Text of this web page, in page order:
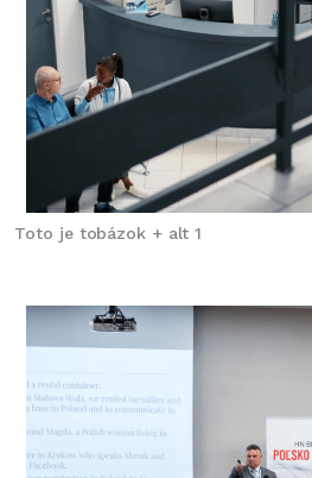
Toto je tobázok + alt 1